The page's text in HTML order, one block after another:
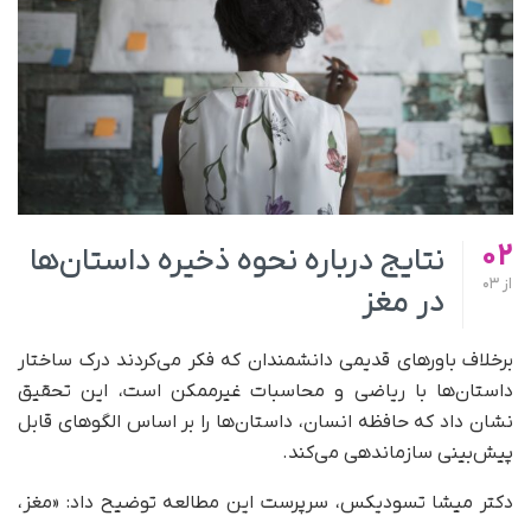
02
از
نتایج درباره نحوه ذخیره داستان‌ها
در مغز
برخلاف باورهای قدیمی دانشمندان که فکر می‌کردند درک ساختار
داستان‌ها با ریاضی و محاسبات غیرممکن است، این تحقیق
نشان داد که حافظه انسان، داستان‌ها را بر اساس الگوهای قابل
پیش‌بینی سازماندهی می‌کند.
دکتر میشا تسودیکس، سرپرست این مطالعه توضیح داد: «مغز،